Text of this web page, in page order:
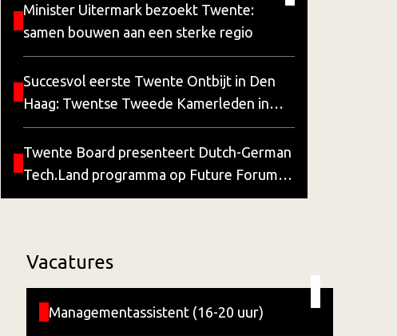
Minister Uitermark bezoekt Twente:
samen bouwen aan een sterke regio
Succesvol eerste Twente Ontbijt in Den
Haag: Twentse Tweede Kamerleden in
gesprek over regionale uitdagingen
Twente Board presenteert Dutch-German
Tech.Land programma op Future Forum
Noordwijk
Vacatures
Managementassistent (16-20 uur)